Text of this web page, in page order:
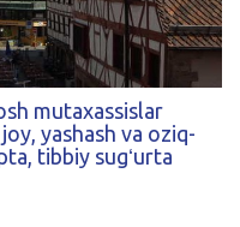
mutaxassislar
yashash va oziq-
tibbiy sugʻurta